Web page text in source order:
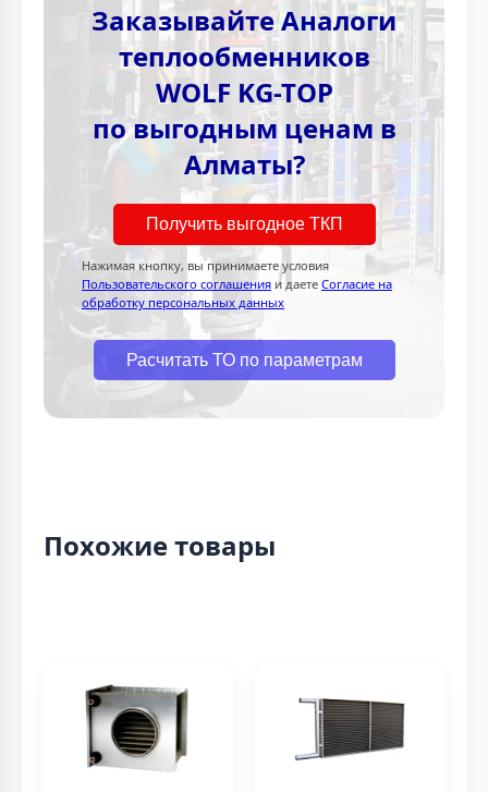
Заказывайте Аналоги
теплообменников
WOLF KG-TOP
по выгодным ценам в
Алматы?
Получить выгодное ТКП
Нажимая кнопку, вы принимаете условия
Пользовательского соглашения и даете Согласие на
обработку персональных данных
Расчитать ТО по параметрам
Похожие товары